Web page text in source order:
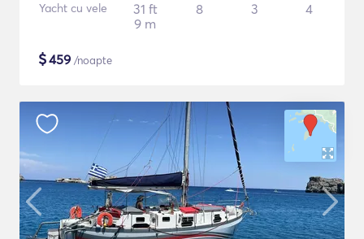
Yacht cu vele
31 ft
9 m
8 3 4
$459 /noapte